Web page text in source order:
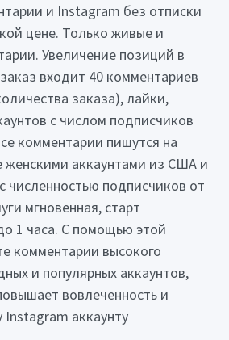
и Instagram без отписки
цене. Только живые и
Увеличение позиций в
заказ входит 40 комментариев
заказа), лайки,
с числом подписчиков
комментарии пишутся на
женскими аккаунтами из США и
численностью подписчиков от
мгновенная, старт
1 часа. С помощью этой
комментарии высокого
и популярных аккаунтов,
вовлеченность и
аккаунту